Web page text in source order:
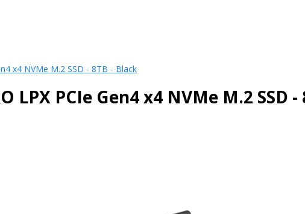
x4 NVMe M.2 SSD - 8TB - Black
LPX PCIe Gen4 x4 NVMe M.2 SSD